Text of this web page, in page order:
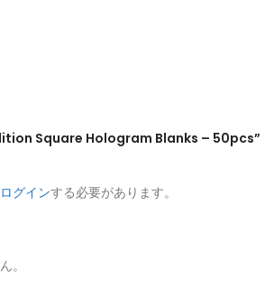
。
Square Hologram Blanks – 50pcs”
ログインする必要があります。